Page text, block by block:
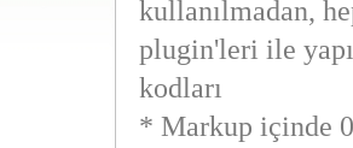
kullanılmadan,
plugin'leri ile
kodları
* Markup içinde